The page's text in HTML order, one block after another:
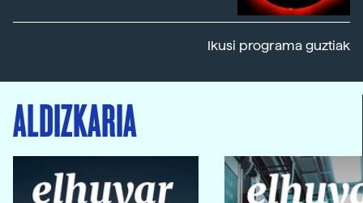
Ikusi programa guztiak
ALDIZKARIA